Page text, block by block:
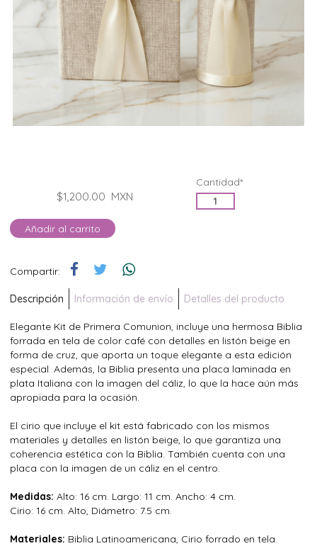
$1,200.00 MXN
Cantidad*
Añadir al carrito
Compartir:
Descripción Información de envío Detalles del producto
Elegante Kit de Primera Comunion, incluye una hermosa Biblia
forrada en tela de color café con detalles en listón beige en
forma de cruz, que aporta un toque elegante a esta edición
especial. Además, la Biblia presenta una placa laminada en
plata Italiana con la imagen del cáliz, lo que la hace aún más
apropiada para la ocasión.
El cirio que incluye el kit está fabricado con los mismos
materiales y detalles en listón beige, lo que garantiza una
coherencia estética con la Biblia. También cuenta con una
placa con la imagen de un cáliz en el centro.
Medidas: Alto: 16 cm. Largo: 11 cm. Ancho: 4 cm.
Cirio: 16 cm. Alto, Diámetro: 7.5 cm.
Materiales: Biblia Latinoamericana, Cirio forrado en tela.